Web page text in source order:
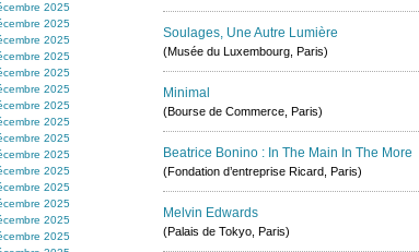
2025
2025
2025
2025
2025
2025
2025
2025
2025
2025
2025
2025
2025
2025
2025
Soulages, Une Autre Lumière
(Musée du Luxembourg, Paris)
Minimal
(Bourse de Commerce, Paris)
Beatrice Bonino : In The Main In The More
(Fondation d’entreprise Ricard, Paris)
Melvin Edwards
(Palais de Tokyo, Paris)